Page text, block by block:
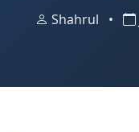
Shahrul •